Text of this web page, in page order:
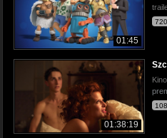
01:45
01:38:19